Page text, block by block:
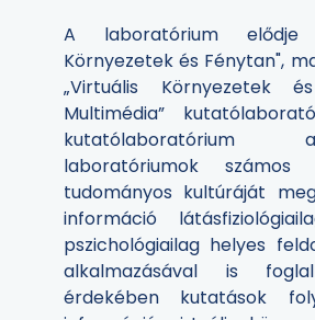
A laboratórium elődje
Környezetek és Fénytan",
„Virtuális Környezetek
Multimédia”
laboratóriumok
tudományos kultúráját
információ
pszichológiailag helyes
alkalmazásával is
érdekében kutatások